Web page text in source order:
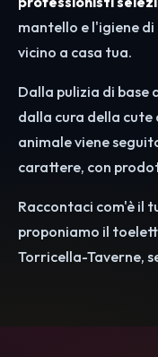
mantello e l'igiene
vicino a casa tua.
Dalla pulizia di base
dalla cura della
animale viene
carattere, con
Raccontaci com'è il
proponiamo il
Torricella-Taverne,